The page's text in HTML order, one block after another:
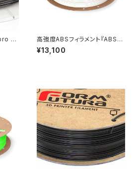
Fl
ン
高強度ABSフィラメント『ABSpr
o』
¥13,100